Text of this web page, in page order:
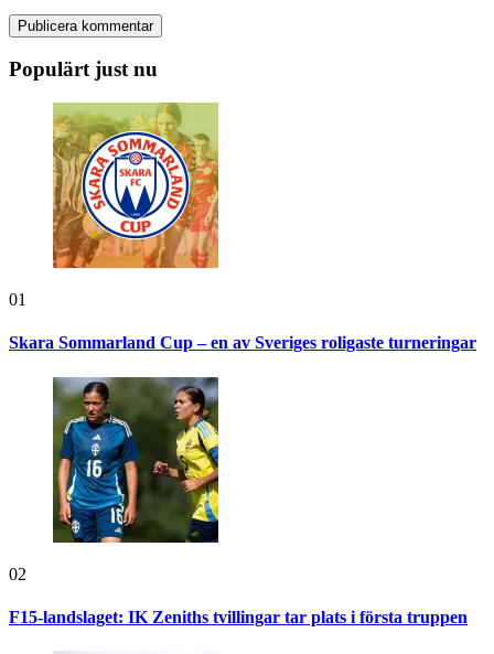
Populärt just nu
01
Skara Sommarland Cup – en av Sveriges roligaste turneringar
02
F15-landslaget: IK Zeniths tvillingar tar plats i första truppen